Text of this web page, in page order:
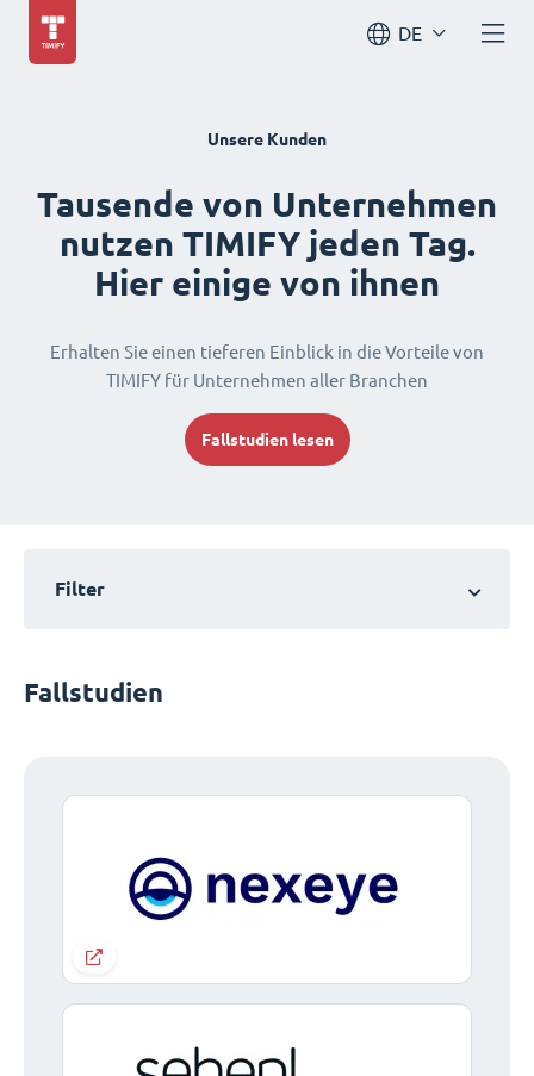
DE
Unsere Kunden
Tausende von Unternehmen
nutzen TIMIFY jeden Tag.
Hier einige von ihnen
Erhalten Sie einen tieferen Einblick in die Vorteile von
TIMIFY für Unternehmen aller Branchen
Fallstudien lesen
Filter
Fallstudien